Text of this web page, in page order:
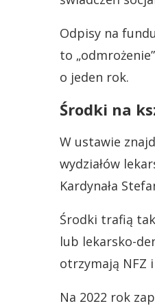
Odpisy na
to
o jeden rok.
Środki na
W ustawie
wydziałów
Kardynała
Środki trafią
lub lekarsko-
otrzymają NFZ
Na 2022 rok